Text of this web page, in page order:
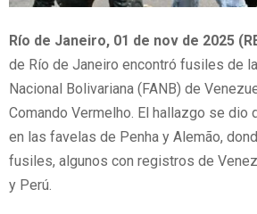
Río de Janeiro, 01 de nov de 2025
de Río de Janeiro encontró fusiles de
Nacional Bolivariana (FANB) de
Comando Vermelho. El hallazgo se dio
en las favelas de Penha y Alemão,
fusiles, algunos con registros de
y Perú.